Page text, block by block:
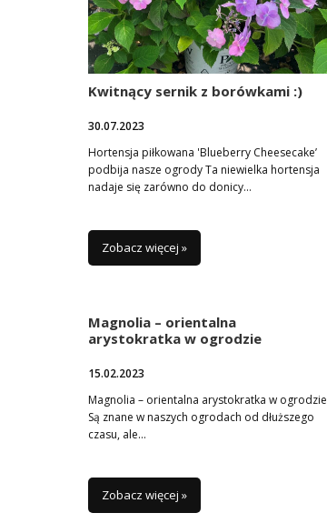
Kwitnący sernik z borówkami :)
30.07.2023
Hortensja piłkowana 'Blueberry Cheesecake’
podbija nasze ogrody Ta niewielka hortensja
nadaje się zarówno do donicy…
Zobacz więcej »
Magnolia – orientalna
arystokratka w ogrodzie
15.02.2023
Magnolia – orientalna arystokratka w ogrodzie
Są znane w naszych ogrodach od dłuższego
czasu, ale…
Zobacz więcej »